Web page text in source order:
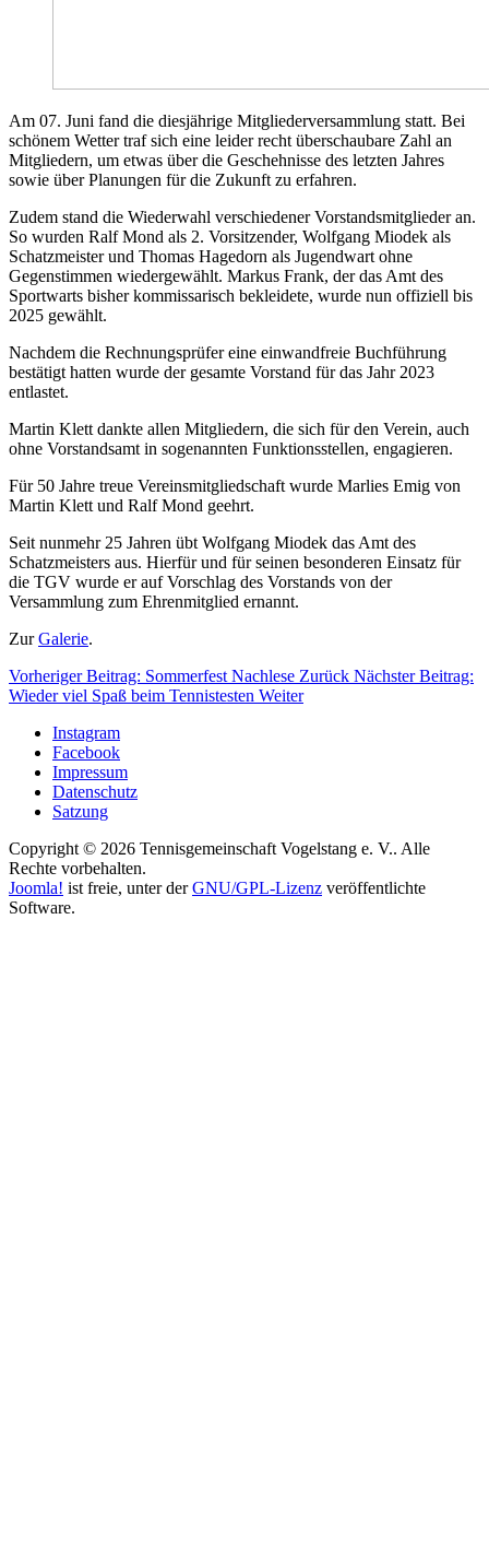
Am 07. Juni fand die diesjährige Mitgliederversammlung statt. Bei
schönem Wetter traf sich eine leider recht überschaubare Zahl an
Mitgliedern, um etwas über die Geschehnisse des letzten Jahres
sowie über Planungen für die Zukunft zu erfahren.
Zudem stand die Wiederwahl verschiedener Vorstandsmitglieder an.
So wurden Ralf Mond als 2. Vorsitzender, Wolfgang Miodek als
Schatzmeister und Thomas Hagedorn als Jugendwart ohne
Gegenstimmen wiedergewählt. Markus Frank, der das Amt des
Sportwarts bisher kommissarisch bekleidete, wurde nun offiziell bis
2025 gewählt.
Nachdem die Rechnungsprüfer eine einwandfreie Buchführung
bestätigt hatten wurde der gesamte Vorstand für das Jahr 2023
entlastet.
Martin Klett dankte allen Mitgliedern, die sich für den Verein, auch
ohne Vorstandsamt in sogenannten Funktionsstellen, engagieren.
Für 50 Jahre treue Vereinsmitgliedschaft wurde Marlies Emig von
Martin Klett und Ralf Mond geehrt.
Seit nunmehr 25 Jahren übt Wolfgang Miodek das Amt des
Schatzmeisters aus. Hierfür und für seinen besonderen Einsatz für
die TGV wurde er auf Vorschlag des Vorstands von der
Versammlung zum Ehrenmitglied ernannt.
ZurGalerie.
Vorheriger Beitrag: Sommerfest Nachlese Zurück Nächster Beitrag:
Wieder viel Spaß beim Tennistesten Weiter
Instagram
Facebook
Impressum
Datenschutz
Satzung
Copyright © 2026 Tennisgemeinschaft Vogelstang e. V.. Alle
Rechte vorbehalten.
Joomla! ist freie, unter derGNU/GPL-Lizenz veröffentlichte
Software.